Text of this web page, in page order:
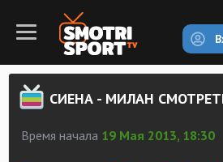
СИЕНА - МИЛАН
Время начала 19 Мая 2013, 18:30